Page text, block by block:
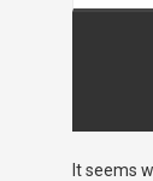
It seems